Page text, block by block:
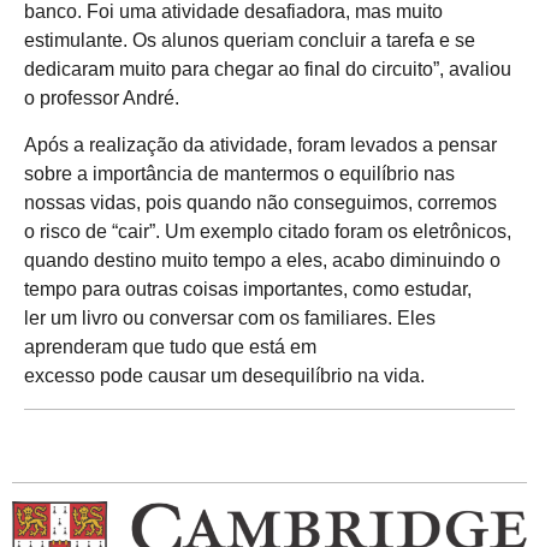
banco. Foi uma atividade desafiadora, mas muito
estimulante. Os alunos queriam concluir a tarefa e se
dedicaram muito para chegar ao final do circuito”, avaliou
o professor André.
Após a realização da atividade, foram levados a pensar
sobre a importância de mantermos o equilíbrio nas
nossas vidas, pois quando não conseguimos, corremos
o risco de “cair”. Um exemplo citado foram os eletrônicos,
quando destino muito tempo a eles, acabo diminuindo o
tempo para outras coisas importantes, como estudar,
ler um livro ou conversar com os familiares. Eles
aprenderam que tudo que está em
excesso pode causar um desequilíbrio na vida.